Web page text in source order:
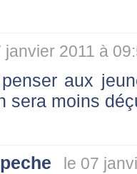
janvier 2011 à
aux
sera moins
le 07